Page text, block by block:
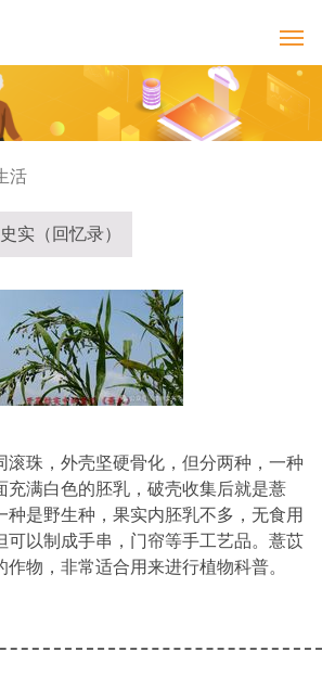
活
实（回忆录）
滚珠，外壳坚硬骨化，但分两种，一种
充满白色的胚乳，破壳收集后就是薏
种是野生种，果实内胚乳不多，无食用
可以制成手串，门帘等手工艺品。薏苡
物，非常适合用来进行植物科普。